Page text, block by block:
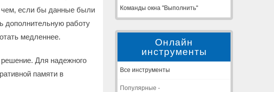
чем, если бы данные были
дополнительную работу
медленнее.
Для надежного
памяти в
Команды окна "Выполнить"
Онлайн
инструменты
Все инструменты
Популярные -